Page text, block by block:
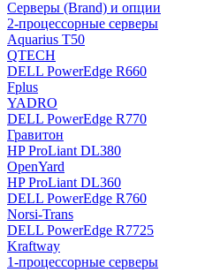
Серверы (Brand) и опции
2-процессорные серверы
Aquarius T50
QTECH
DELL PowerEdge R660
Fplus
YADRO
DELL PowerEdge R770
Гравитон
HP ProLiant DL380
OpenYard
HP ProLiant DL360
DELL PowerEdge R760
Norsi-Trans
DELL PowerEdge R7725
Kraftway
1-процессорные серверы